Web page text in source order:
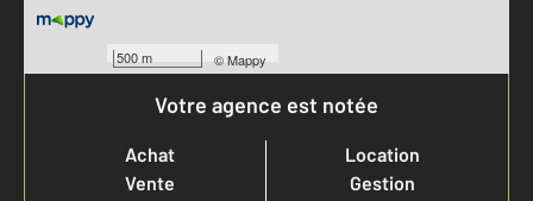
500 m ©Mappy
Votre agence est notée
Achat
Vente
Location
Gestion